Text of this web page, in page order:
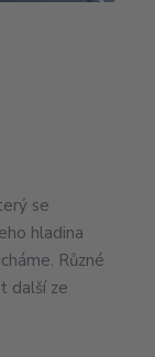
se
hladina
Různé
další ze